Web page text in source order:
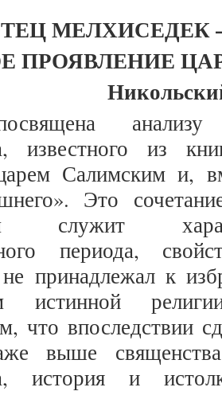
МЕЛХИСЕДЕК
ПРОЯВЛЕНИЕ
анализу
известного из
Салимским и,
Это
служит
периода,
принадлежал к
истинной
что впоследствии
выше
история и